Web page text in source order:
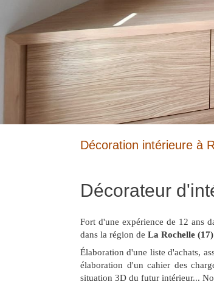
Décoration intérieure à
Décorateur
Fort d'une expérience de 12 ans
dans la région de La Rochelle (17)
Élaboration d'une liste d'achats,
élaboration d'un cahier des
situation 3D du futur intérieur...